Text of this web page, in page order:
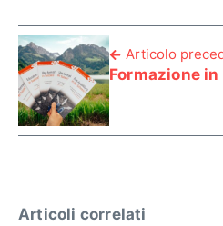
Articolo
Formazione
Articoli correlati